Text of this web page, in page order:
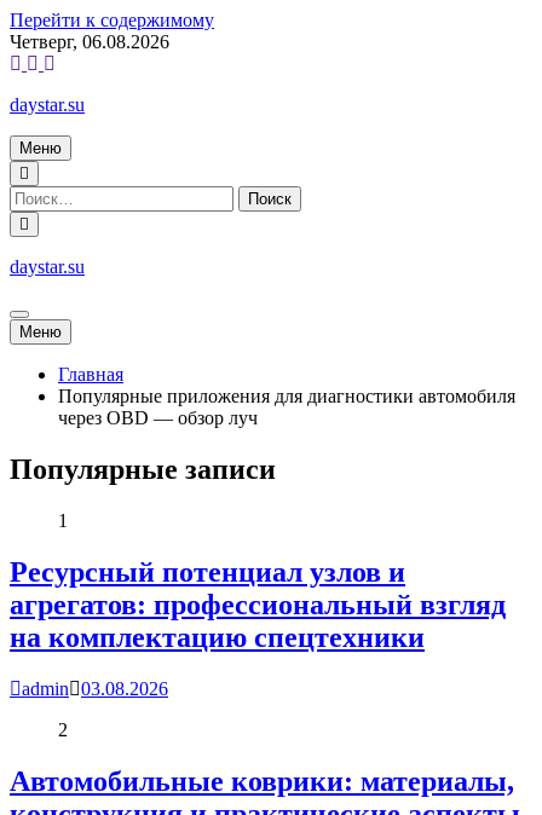
Перейти к содержимому
Четверг, 06.08.2026
daystar.su
Меню
daystar.su
Меню
Главная
Популярные приложения для диагностики автомобиля
через OBD — обзор луч
Популярные записи
1
Ресурсный потенциал узлов и
агрегатов: профессиональный взгляд
на комплектацию спецтехники
admin
03.08.2026
2
Автомобильные коврики: материалы,